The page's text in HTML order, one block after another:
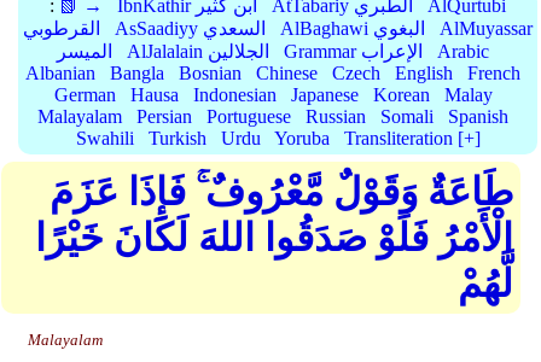
: 📗 → IbnKathir ابن كثير AtTabariy الطبري
AlQurtubi
القرطوبي
AsSaadiyy السعدي AlBaghawi البغوي
AlMuyassar
الميسر
AlJalalain الجلالين Grammar الإعراب
Arabic
Albanian
Bangla Bosnian Chinese Czech English
French
German
Hausa Indonesian Japanese Korean
Malay
Malayalam
Persian Portuguese Russian Somali
Spanish
Swahili
Turkish Urdu Yoruba Transliteration [+]
طَاعَةٌ وَقَوْلٌ مَّعْرُوفٌ ۚ فَإِذَا عَزَمَ
الْأَمْرُ فَلَوْ صَدَقُوا اللهَ لَكَانَ خَيْرًا
لَّهُمْ
Malayalam